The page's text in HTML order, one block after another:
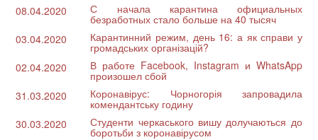
08.04.2020
С начала карантина официальных
безработных стало больше на 40 тысяч
03.04.2020
Карантинний режим, день 16: а як справи у
громадських організацій?
02.04.2020
В работе Facebook, Instagram и WhatsApp
произошел сбой
31.03.2020
Коронавірус: Чорногорія запровадила
комендантську годину
30.03.2020
Студенти черкаського вишу долучаються до
боротьби з коронавірусом